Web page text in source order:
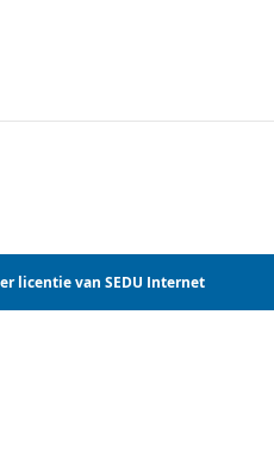
licentie van SEDU Internet